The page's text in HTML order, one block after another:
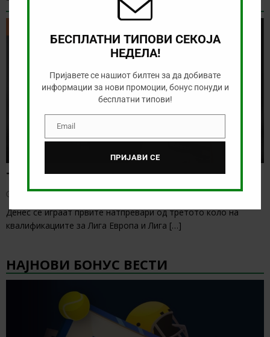
Тикет на денот (четврток, 06.08.2026)
август 6, 2026
Денес се играат првите натпревари од третото коло на
квалификациите за Лига Европа и Лига […]
НАЈНОВИ БОНУС ВЕСТИ
БЕСПЛАТНИ ТИПОВИ СЕКОЈА
НЕДЕЛА!
Пријавете се нашиот билтен за да добивате
информации за нови промоции, бонус понуди и
бесплатни типови!
EmailEmail
ПРИЈАВИ СЕ